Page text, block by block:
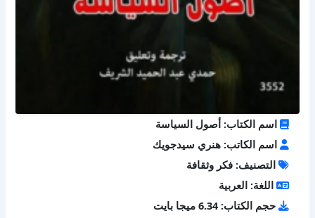
اسم الكتاب: أصول السياسة
اسم الكاتب: هنري سيدجويك
التصنيف: فكر وثقافة
اللغة: العربية
حجم الكتاب: 6.34 ميجا بايت